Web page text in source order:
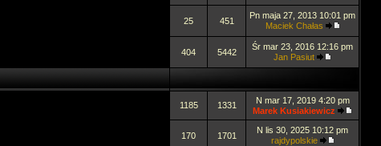
25 451
Pn maja 27, 2013 10:01 pm
Maciek Chałas
404 5442
Śr mar 23, 2016 12:16 pm
Jan Pasiut
1185 1331
N mar 17, 2019 4:20 pm
Marek Kusiakiewicz
170 1701
N lis 30, 2025 10:12 pm
rajdypolskie